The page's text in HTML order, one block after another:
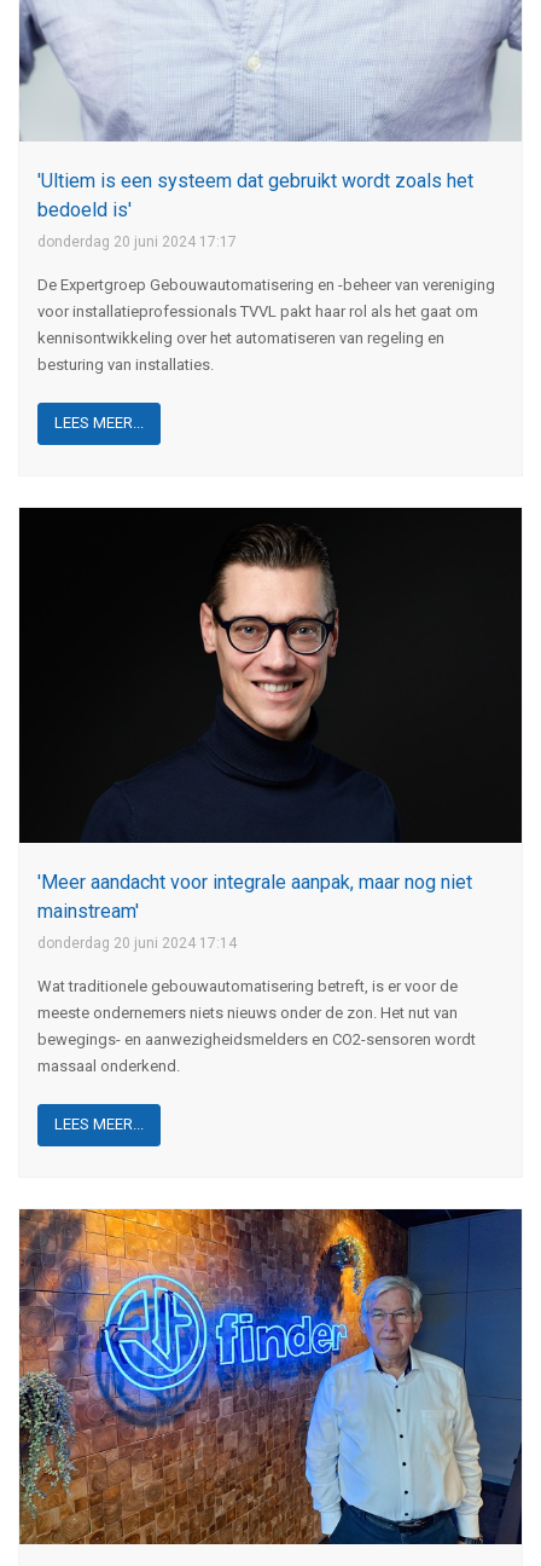
'Ultiem is een systeem dat gebruikt wordt zoals het
bedoeld is'
donderdag 20 juni 2024 17:17
De Expertgroep Gebouwautomatisering en -beheer van vereniging
voor installatieprofessionals TVVL pakt haar rol als het gaat om
kennisontwikkeling over het automatiseren van regeling en
besturing van installaties.
LEES MEER...
'Meer aandacht voor integrale aanpak, maar nog niet
mainstream'
donderdag 20 juni 2024 17:14
Wat traditionele gebouwautomatisering betreft, is er voor de
meeste ondernemers niets nieuws onder de zon. Het nut van
bewegings- en aanwezigheidsmelders en CO2-sensoren wordt
massaal onderkend.
LEES MEER...